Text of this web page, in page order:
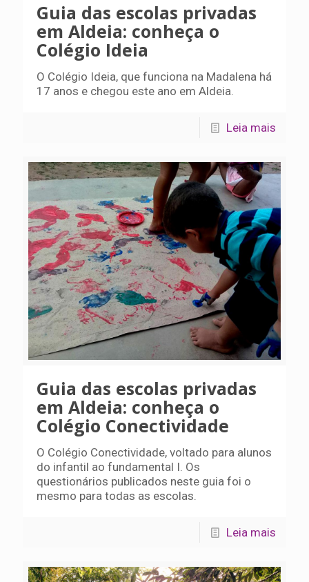
Guia das escolas privadas
em Aldeia: conheça o
Colégio Ideia
O Colégio Ideia, que funciona na Madalena há
17 anos e chegou este ano em Aldeia.
Leia mais
Guia das escolas privadas
em Aldeia: conheça o
Colégio Conectividade
O Colégio Conectividade, voltado para alunos
do infantil ao fundamental I. Os
questionários publicados neste guia foi o
mesmo para todas as escolas.
Leia mais